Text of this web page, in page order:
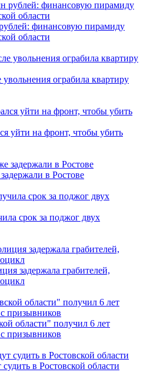
финансовую пирамиду
области
ограбила квартиру
уйти на фронт, чтобы убить
в Ростове
срок за поджог двух
задержала грабителей,
области" получил 6 лет
призывников
в Ростовской области